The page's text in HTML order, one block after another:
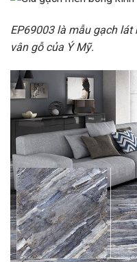
EP69003 là mẫu gạch
vân gỗ của Ý Mỹ.